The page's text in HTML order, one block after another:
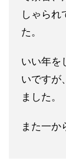
しゃられ
た。
いい年を
いですが
ました。
また一か